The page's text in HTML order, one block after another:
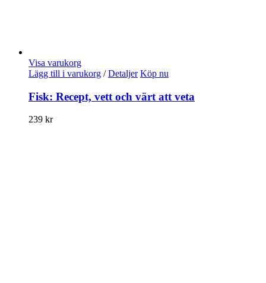
Visa varukorg
Lägg till i varukorg / Detaljer Köp nu
Fisk: Recept, vett och värt att veta
239 kr